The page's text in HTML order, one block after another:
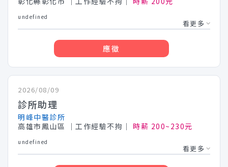
undefined
看更多
應徵
2026/08/09
診所助理
明峰中醫診所
高雄市鳳山區
│工作經驗不拘│ 時薪 200~230元
undefined
看更多